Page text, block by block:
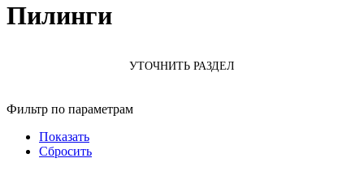
Пилинги
УТОЧНИТЬ РАЗДЕЛ
Фильтр по параметрам
Показать
Сбросить